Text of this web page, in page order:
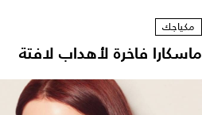
مكياجك
ماسكارا فاخرة لأهداب لافتة